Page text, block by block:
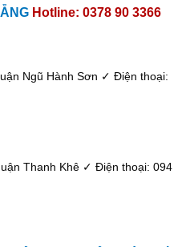
Hotline: 0378 90 3366
Ngũ Hành Sơn ✓ Điện thoại:
Thanh Khê ✓ Điện thoại: 094